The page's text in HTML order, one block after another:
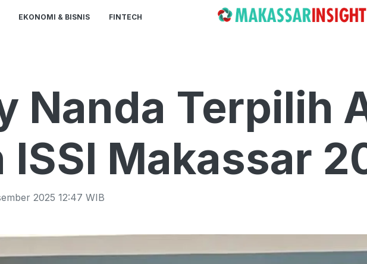
EKONOMI & BISNIS FINTECH
Nanda Terpilih
ISSI Makassar
2025 12:47 WIB